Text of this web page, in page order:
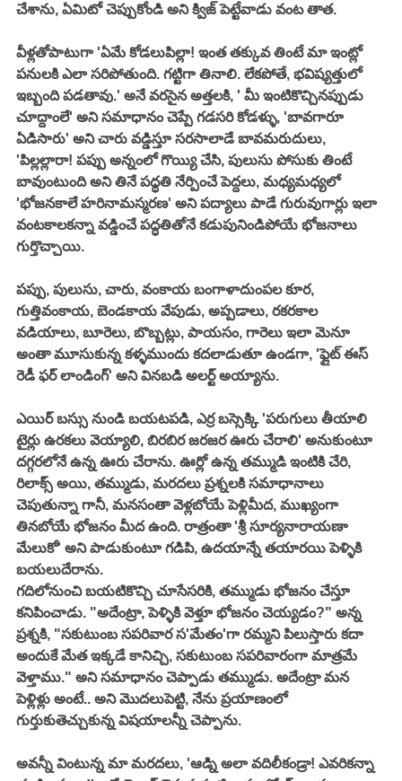
చేశాను, ఏమిటో చెప్పుకోండి అని క్విజ్ పెట్టేవాడు వంట తాత.
వీళ్లతోపాటుగా 'ఏమే కోడలుపిల్లా! ఇంత తక్కువ తింటే మా ఇంట్లో
పనులకి ఎలా సరిపోతుంది. గట్టిగా తినాలి. లేకపోతే, భవిష్యత్తులో
ఇబ్బంది పడతావు.' అనే వరసైన అత్తలకి, ' మీ ఇంటికొచ్చినప్పుడు
చూద్దాంలే' అని సమాధానం చెప్పే గడసరి కోడళ్ళు, 'బావగారూ
ఏడిసారు' అని చారు వడ్డిస్తూ సరసాలాడే బావమరుదులు,
'పిల్లల్లారా! పప్పు అన్నంలో గొయ్యి చేసి, పులుసు పోసుకు తింటే
బావుంటుంది అని తినే పధ్ధతి నేర్పించే పెద్దలు, మధ్యమధ్యలో
'భోజనకాలే హరినామస్మరణ' అని పద్యాలు పాడే గురువుగార్లు ఇలా
వంటకాలకన్నా వడ్డించే పద్ధతితోనే కడుపునిండిపోయే భోజనాలు
గుర్తొచ్చాయి.
పప్పు, పులుసు, చారు, వంకాయ బంగాళాదుంపల కూర,
గుత్తివంకాయ, బెండకాయ వేపుడు, అప్పడాలు, రకరకాల
వడియాలు, బూరెలు, బొబ్బట్లు, పాయసం, గారెలు ఇలా మెనూ
అంతా మూసుకున్న కళ్ళముందు కదలాడుతూ ఉండగా, 'ఫ్లైట్ ఈస్
రెడీ ఫర్ లాండింగ్' అని వినబడి అలర్ట్ అయ్యాను.
ఎయిర్ బస్సు నుండి బయటపడి, ఎర్ర బస్సెక్కి 'పరుగులు తీయాలి
టైర్లు ఉరకలు వెయ్యాలి, బిరబిర జరజర ఊరు చేరాలి' అనుకుంటూ
దగ్గరలోనే ఉన్న ఊరు చేరాను. ఊర్లో ఉన్న తమ్ముడి ఇంటికి చేరి,
రిలాక్స్ అయి, తమ్ముడు, మరదలు ప్రశ్నలకి సమాధానాలు
చెపుతున్నా గానీ, మనసంతా వెళ్లబోయే పెళ్లిమీద, ముఖ్యంగా
తినబోయే భోజనం మీద ఉంది. రాత్రంతా 'శ్రీ సూర్యనారాయణా
మేలుకో' అని పాడుకుంటూ గడిపి, ఉదయాన్నే తయారయి పెళ్ళికి
బయలుదేరాను.
గదిలోనుంచి బయటికొచ్చి చూసేసరికి, తమ్ముడు భోజనం చేస్తూ
కనిపించాడు. "అదేంట్రా, పెళ్ళికి వెళ్తూ భోజనం చెయ్యడం?" అన్న
ప్రశ్నకి, "సకుటుంబ సపరివార స'మేతం'గా రమ్మని పిలుస్తారు కదా
అందుకే మేత ఇక్కడే కానిచ్చి, సకుటుంబ సపరివారంగా మాత్రమే
వెళ్తాము." అని సమాధానం చెప్పాడు తమ్ముడు. అదేంట్రా మన
పెళ్లిళ్లు అంటే.. అని మొదలుపెట్టి, నేను ప్రయాణంలో
గుర్తుకుతెచ్చుకున్న విషయాలన్నీ చెప్పాను.
అవన్నీ వింటున్న మా మరదలు, 'ఆడ్ని అలా వదిలీకండ్రా! ఎవరికన్నా